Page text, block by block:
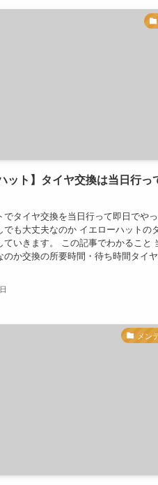
ット】タイヤ交換は当日行っ
でタイヤ交換を当日行って即日でや
でも大丈夫なのか イエローハットの
ていきます。 この記事でわかること
のか交換の所要時間・待ち時間タイ
メン